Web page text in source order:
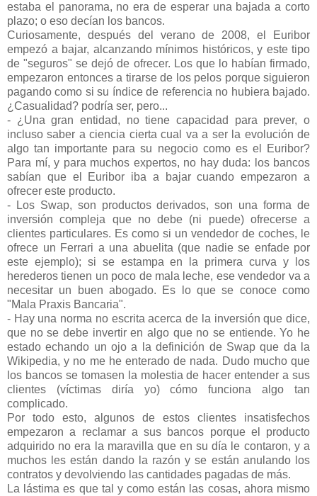
estaba el panorama, no era de esperar una bajada a corto
plazo; o eso decían los bancos.
Curiosamente, después del verano de 2008, el Euribor
empezó a bajar, alcanzando mínimos históricos, y este tipo
de "seguros" se dejó de ofrecer. Los que lo habían firmado,
empezaron entonces a tirarse de los pelos porque siguieron
pagando como si su índice de referencia no hubiera bajado.
¿Casualidad? podría ser, pero...
- ¿Una gran entidad, no tiene capacidad para prever, o
incluso saber a ciencia cierta cual va a ser la evolución de
algo tan importante para su negocio como es el Euribor?
Para mí, y para muchos expertos, no hay duda: los bancos
sabían que el Euribor iba a bajar cuando empezaron a
ofrecer este producto.
- Los Swap, son productos derivados, son una forma de
inversión compleja que no debe (ni puede) ofrecerse a
clientes particulares. Es como si un vendedor de coches, le
ofrece un Ferrari a una abuelita (que nadie se enfade por
este ejemplo); si se estampa en la primera curva y los
herederos tienen un poco de mala leche, ese vendedor va a
necesitar un buen abogado. Es lo que se conoce como
"Mala Praxis Bancaria".
- Hay una norma no escrita acerca de la inversión que dice,
que no se debe invertir en algo que no se entiende. Yo he
estado echando un ojo a la definición de Swap que da la
Wikipedia, y no me he enterado de nada. Dudo mucho que
los bancos se tomasen la molestia de hacer entender a sus
clientes (víctimas diría yo) cómo funciona algo tan
complicado.
Por todo esto, algunos de estos clientes insatisfechos
empezaron a reclamar a sus bancos porque el producto
adquirido no era la maravilla que en su día le contaron, y a
muchos les están dando la razón y se están anulando los
contratos y devolviendo las cantidades pagadas de más.
La lástima es que tal y como están las cosas, ahora mismo